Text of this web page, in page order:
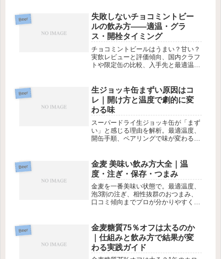
Beer
失敗しないチョコミントビー
ルの飲み方——適温・グラ
ス・開栓タイミング
チョコミントビールはうまい？甘い？
実飲レビューと評価傾向、国内クラフ
トや限定缶の比較、入手先と最適温
Beer
生ジョッキ缶まずい原因はコ
レ｜開け方と温度で劇的に変
わる味
スーパードライ生ジョッキ缶が「まず
い」と感じる理由を解析。最適温度、
開缶手順、ペアリングで味が変わる。
Beer
金麦 美味い飲み方大全｜温
度・注ぎ・保存・つまみ
金麦を一番美味い状態で。最適温度、
泡3割の注ぎ、相性抜群のおつまみ、
口コミ傾向までプロが分かりやすく解
Beer
金麦糖質75％オフは太るのか
｜仕組みと飲み方で結果が変
わる実践ガイド